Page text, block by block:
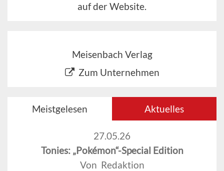
auf der Website.
Meisenbach Verlag
Zum Unternehmen
Meistgelesen Aktuelles
27.05.26
Tonies: „Pokémon“-Special Edition
Von Redaktion